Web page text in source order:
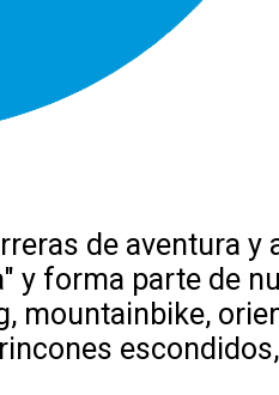
de aventura
y forma parte de
mountainbike,